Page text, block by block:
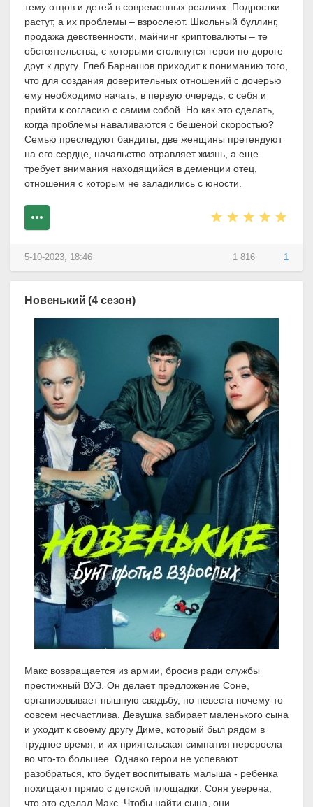
тему отцов и детей в современных реалиях. Подростки
растут, а их проблемы – взрослеют. Школьный буллинг,
продажа девственности, майнинг криптовалюты – те
обстоятельства, с которыми столкнутся герои по дороге
друг к другу. Глеб Барнашов приходит к пониманию того,
что для создания доверительных отношений с дочерью
ему необходимо начать, в первую очередь, с себя и
прийти к согласию с самим собой. Но как это сделать,
когда проблемы наваливаются с бешеной скоростью?
Семью преследуют бандиты, две женщины претендуют
на его сердце, начальство отравляет жизнь, а еще
требует внимания находящийся в деменции отец,
отношения с которым не заладились с юности.
1 816 1
5-10-2023, 18:46
Новенький (4 сезон)
Макс возвращается из армии, бросив ради службы
престижный ВУЗ. Он делает предложение Соне,
организовывает пышную свадьбу, но невеста почему-то
совсем несчастлива. Девушка забирает маленького сына
и уходит к своему другу Диме, который был рядом в
трудное время, и их приятельская симпатия переросла
во что-то большее. Однако герои не успевают
разобраться, кто будет воспитывать малыша - ребенка
похищают прямо с детской площадки. Соня уверена,
что это сделал Макс. Чтобы найти сына, они